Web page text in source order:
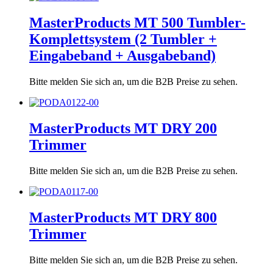
MasterProducts MT 500 Tumbler-
Komplettsystem (2 Tumbler +
Eingabeband + Ausgabeband)
Bitte melden Sie sich an, um die B2B Preise zu sehen.
MasterProducts MT DRY 200
Trimmer
Bitte melden Sie sich an, um die B2B Preise zu sehen.
MasterProducts MT DRY 800
Trimmer
Bitte melden Sie sich an, um die B2B Preise zu sehen.